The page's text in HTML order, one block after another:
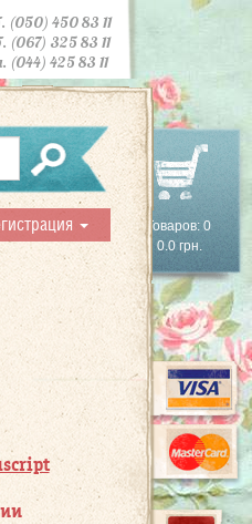
(050) 450 83 11
(067) 325 83 11
(044) 425 83 11
Товаров: 0
0.0 грн.